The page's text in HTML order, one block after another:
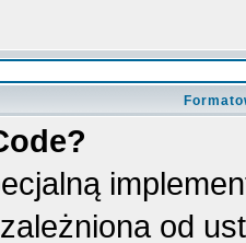
od